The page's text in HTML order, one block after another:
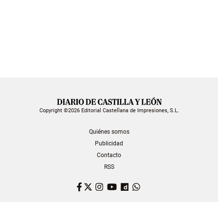
Copyright ©2026 Editorial Castellana de Impresiones, S.L.
Quiénes somos
Publicidad
Contacto
RSS
Facebook
TwitterInstagram
YouTubeDailymotion